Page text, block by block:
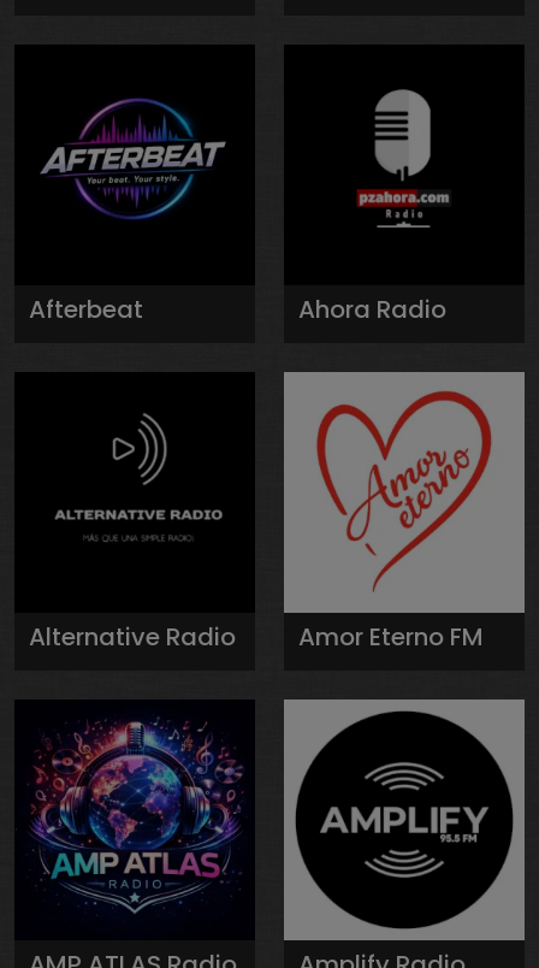
Afterbeat Ahora Radio
Alternative Radio Amor Eterno FM